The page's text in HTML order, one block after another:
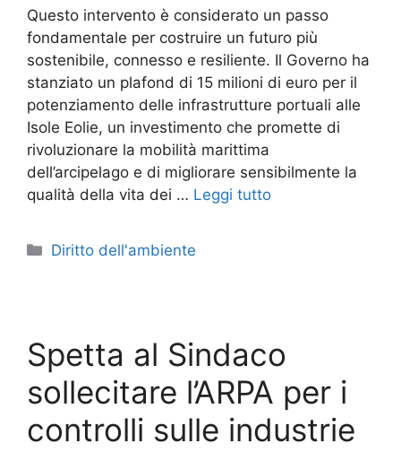
Questo intervento è considerato un passo
fondamentale per costruire un futuro più
sostenibile, connesso e resiliente. Il Governo ha
stanziato un plafond di 15 milioni di euro per il
potenziamento delle infrastrutture portuali alle
Isole Eolie, un investimento che promette di
rivoluzionare la mobilità marittima
dell’arcipelago e di migliorare sensibilmente la
qualità della vita dei … Leggi tutto
Categorie
Diritto dell'ambiente
Spetta al Sindaco
sollecitare l’ARPA per i
controlli sulle industrie